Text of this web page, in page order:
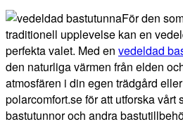
För den
traditionell upplevelse kan en
perfekta valet. Med en vedeldad
den naturliga värmen från elden
atmosfären i din egen trädgård
polarcomfort.se för att utforska vårt
bastutunnor och andra